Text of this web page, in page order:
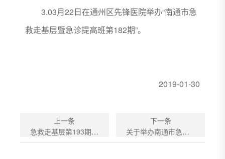
3.03月22日在通州区先锋医院举办“南通市急
救走基层暨急诊提高班第182期”。
2019-01-30
上一条
急救走基层第193期通知
下一条
关于举办南通市急救走基层暨急诊提高班第181期的通知